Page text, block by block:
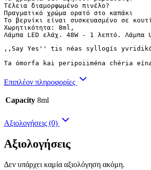
Τέλεια διαμορφωμένο πινέλο?
Πραγματικό χρώμα ορατό στο καπάκι
Το βερνίκι είναι συσκευασμένο σε
Χωρητικότητα: 8ml,
Λάμπα LED ελάχ. 48W - 1 λεπτό. Λάμπα
,,Say Yes'' tis néas syllogís yvridikón
Ta ómorfa kai peripoiiména
Επιπλέον πληροφορίες
Capacity 8ml
Αξιολογήσεις (0)
Αξιολογήσεις
Δεν υπάρχει καμία αξιολόγηση ακόμη.